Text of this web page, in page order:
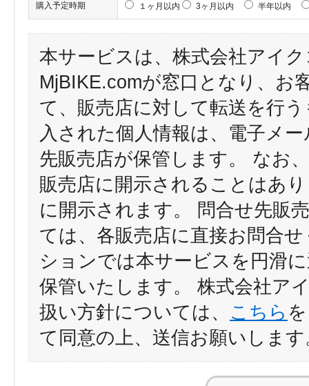
購入予定時期 １ヶ月以内 3ヶ月以内 半年以内
本サービスは、株式会社アイ
MjBIKE.comが窓口となり、お
て、販売店に対して転送を行
入された個人情報は、電子メ
先販売店が保管します。 なお
販売店に開示されることはあ
に開示されます。 問合せ先販
ては、各販売店に直接お問合
ションでは本サービスを円滑
保管いたします。 株式会社ア
扱い方針については、 こちら
て同意の上、送信お願いします